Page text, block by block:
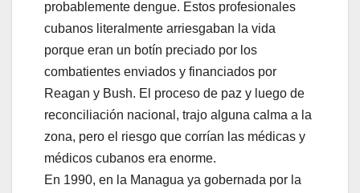
probablemente dengue. Estos profesionales
cubanos literalmente arriesgaban la vida
porque eran un botín preciado por los
combatientes enviados y financiados por
Reagan y Bush. El proceso de paz y luego de
reconciliación nacional, trajo alguna calma a la
zona, pero el riesgo que corrían las médicas y
médicos cubanos era enorme.
En 1990, en la Managua ya gobernada por la